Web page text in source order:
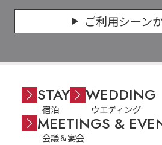
ご利用シーン
STAY
宿泊
WEDDING
ウエディング
MEETINGS &
会議＆宴会